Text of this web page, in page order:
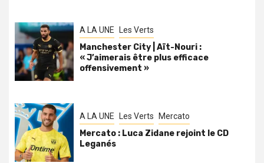
A LA UNE Les Verts
Manchester City | Aït-Nouri :
« J’aimerais être plus efficace
offensivement »
A LA UNE Les Verts Mercato
Mercato : Luca Zidane rejoint le CD
Leganés